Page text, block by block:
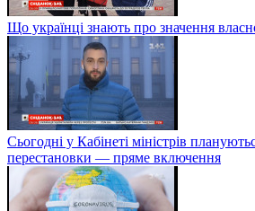
Що українці знають про значення
Сьогодні у Кабінеті міністрів
перестановки — пряме включення